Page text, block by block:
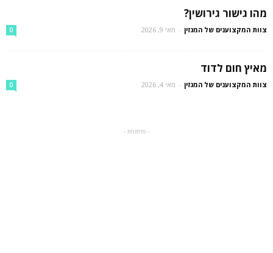
מהו גישור גירושין?
צוות המקצוענים של המגזין - מאי 9, 2026 0
מאיץ חום לדוד
צוות המקצוענים של המגזין - מאי 4, 2026 0
- פרסומת -